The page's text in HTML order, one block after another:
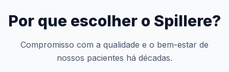
Por que escolher o Spillere?
Compromisso com a qualidade e o bem-estar de
nossos pacientes há décadas.